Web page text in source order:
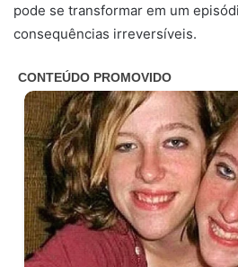
pode se transformar em um
consequências irreversíveis.